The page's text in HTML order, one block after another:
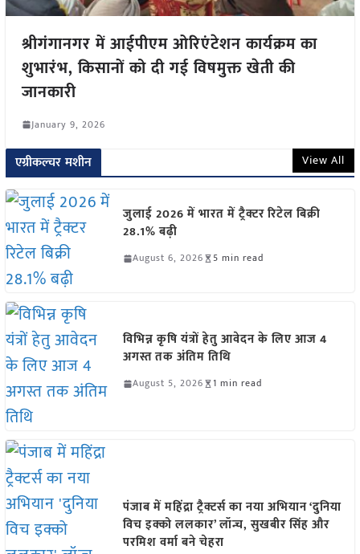
श्रीगंगानगर में आईपीएम ओरिएंटेशन कार्यक्रम का
शुभारंभ, किसानों को दी गई विषमुक्त खेती की
जानकारी
January 9, 2026
एग्रीकल्चर मशीन View All
जुलाई 2026 में भारत में ट्रैक्टर रिटेल बिक्री
28.1% बढ़ी
August 6, 2026 5 min read
विभिन्न कृषि यंत्रों हेतु आवेदन के लिए आज 4
अगस्त तक अंतिम तिथि
August 5, 2026 1 min read
पंजाब में महिंद्रा ट्रैक्टर्स का नया अभियान ‘दुनिया
विच इक्को ललकार’ लॉन्च, सुखबीर सिंह और
परमिश वर्मा बने चेहरा